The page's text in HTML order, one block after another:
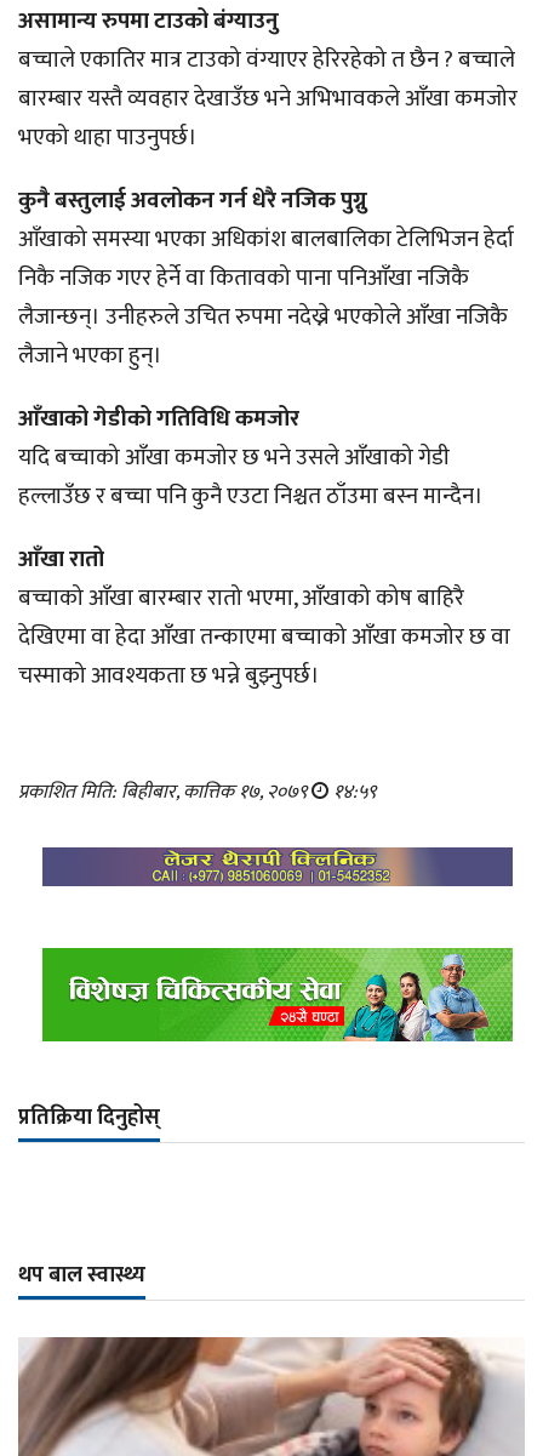
असामान्य रुपमा टाउको बंग्याउनु
बच्चाले एकातिर मात्र टाउको वंग्याएर हेरिरहेको त छैन ? बच्चाले
बारम्बार यस्तै व्यवहार देखाउँछ भने अभिभावकले आँखा कमजोर
भएको थाहा पाउनुपर्छ।
कुनै बस्तुलाई अवलोकन गर्न धेरै नजिक पुग्नु
आँखाको समस्या भएका अधिकांश बालबालिका टेलिभिजन हेर्दा
निकै नजिक गएर हेर्ने वा कितावको पाना पनिआँखा नजिकै
लैजान्छन्। उनीहरुले उचित रुपमा नदेख्ने भएकोले आँखा नजिकै
लैजाने भएका हुन्।
आँखाको गेडीको गतिविधि कमजोर
यदि बच्चाको आँखा कमजोर छ भने उसले आँखाको गेडी
हल्लाउँछ र बच्चा पनि कुनै एउटा निश्चत ठाँउमा बस्न मान्दैन।
आँखा रातो
बच्चाको आँखा बारम्बार रातो भएमा, आँखाको कोष बाहिरै
देखिएमा वा हेदा आँखा तन्काएमा बच्चाको आँखा कमजोर छ वा
चस्माको आवश्यकता छ भन्ने बुझ्नुपर्छ।
प्रकाशित मिति: बिहीबार, कात्तिक १७, २०७९ १४:५९
प्रतिक्रिया दिनुहोस्
थप बाल स्वास्थ्य